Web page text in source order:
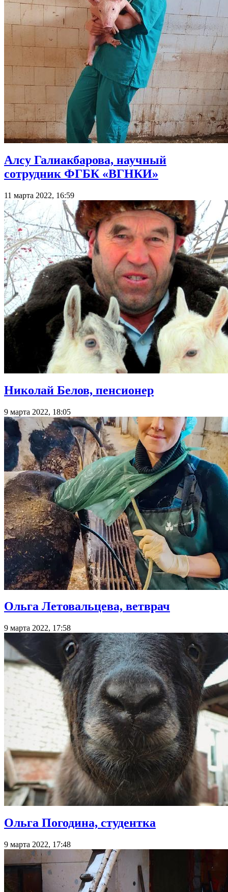
Алсу Галиакбарова, научный
сотрудник ФГБК «ВГНКИ»
11 марта 2022, 16:59
Николай Белов, пенсионер
9 марта 2022, 18:05
Ольга Летовальцева, ветврач
9 марта 2022, 17:58
Ольга Погодина, студентка
9 марта 2022, 17:48